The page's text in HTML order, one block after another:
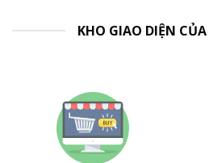
KHO GIAO DIỆN